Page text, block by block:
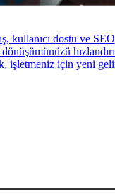
kullanıcı dostu ve SEO
işletmeniz için yeni